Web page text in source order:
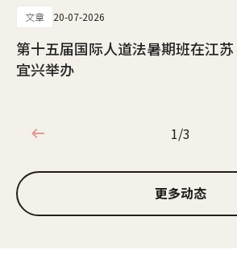
文章 20-07-2026
第十五届国际人道法暑期班在江苏
宜兴举办
1/3
1/3
更多动态